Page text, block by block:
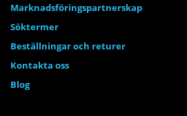
Marknadsföringspartnerskap
Söktermer
Beställningar och returer
Kontakta oss
Blog